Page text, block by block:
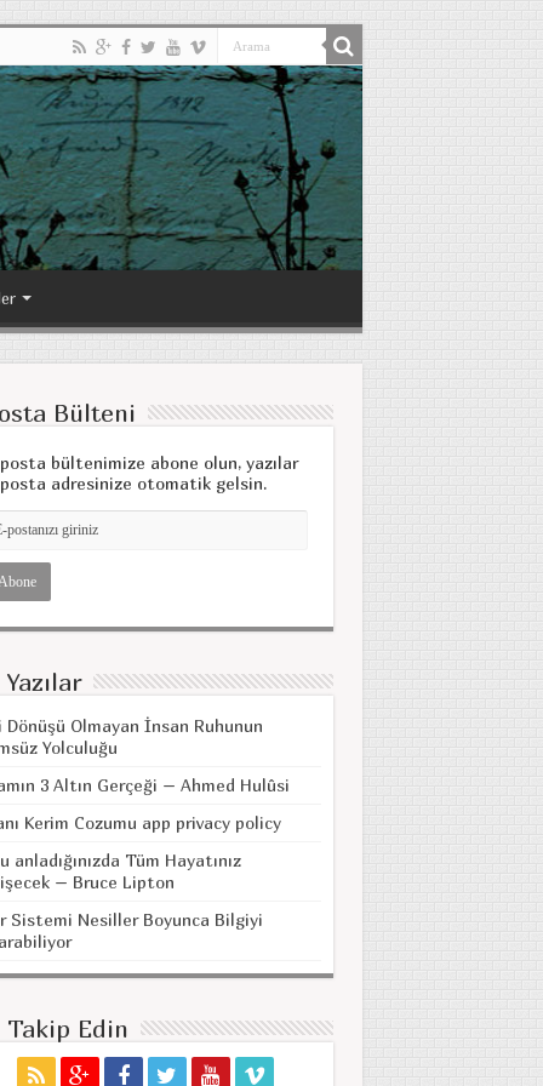
Bülteni
bültenimize abone olun, yazılar
adresinize otomatik gelsin.
Dönüşü Olmayan İnsan Ruhunun
Yolculuğu
3 Altın Gerçeği – Ahmed Hulûsi
Kerim Cozumu app privacy policy
anladığınızda Tüm Hayatınız
– Bruce Lipton
Sistemi Nesiller Boyunca Bilgiyi
Takip Edin